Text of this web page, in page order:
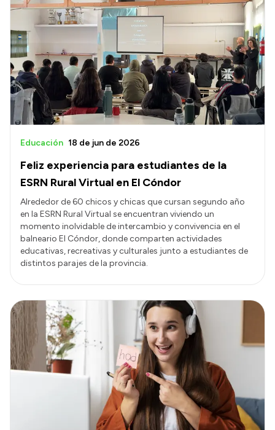
Feliz experiencia para estudiantes de la
ESRN Rural Virtual en El Cóndor
Educación 18 de jun de 2026
Alrededor de 60 chicos y chicas que cursan segundo año
en la ESRN Rural Virtual se encuentran viviendo un
momento inolvidable de intercambio y convivencia en el
balneario El Cóndor, donde comparten actividades
educativas, recreativas y culturales junto a estudiantes de
distintos parajes de la provincia.